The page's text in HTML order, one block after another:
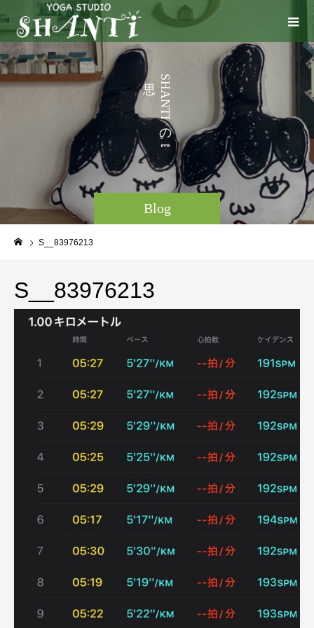
Blog
S
H
A
N
T
I
の
。
う
こ
な
S__83976213
S__83976213